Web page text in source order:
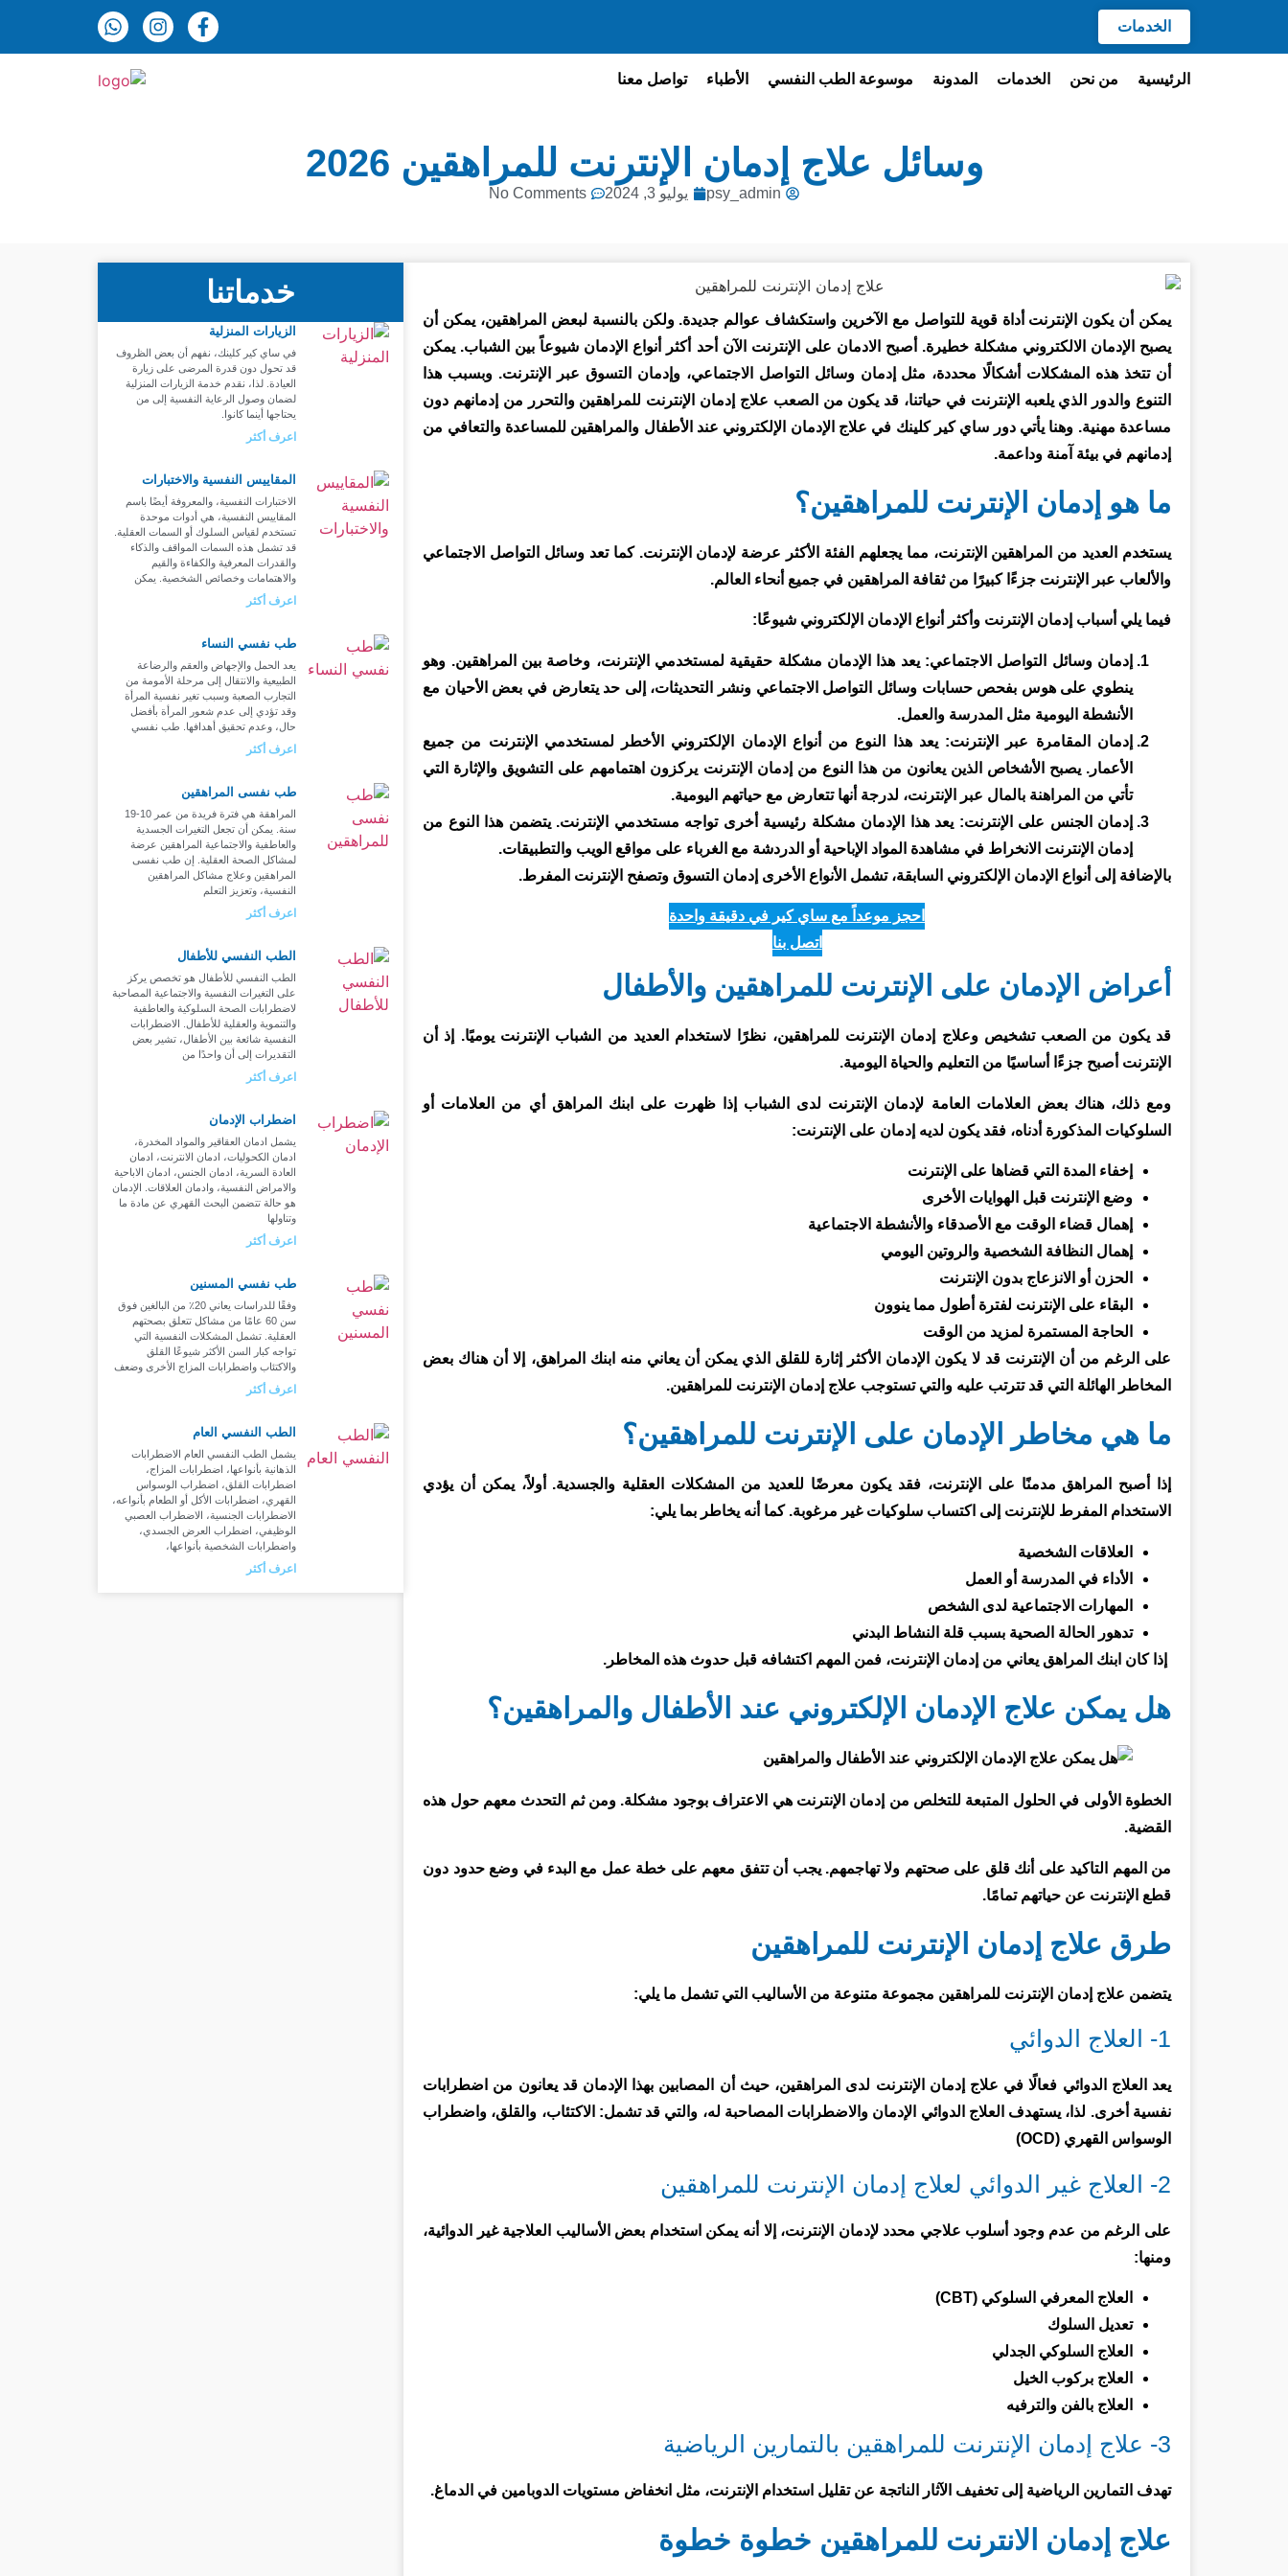
الخدمات
الرئيسية من نحن الخدمات المدونة موسوعة الطب النفسي الأطباء تواصل معنا
وسائل علاج إدمان الإنترنت للمراهقين 2026
psy_admin يوليو 3, 2024 No Comments
يمكن أن يكون الإنترنت أداة قوية للتواصل مع الآخرين واستكشاف عوالم جديدة. ولكن بالنسبة لبعض المراهقين، يمكن أن
يصبح الإدمان الالكتروني مشكلة خطيرة. أصبح الادمان على الإنترنت الآن أحد أكثر أنواع الإدمان شيوعاً بين الشباب. يمكن
أن تتخذ هذه المشكلات أشكالًا محددة، مثل إدمان وسائل التواصل الاجتماعي، وإدمان التسوق عبر الإنترنت. وبسبب هذا
التنوع والدور الذي يلعبه الإنترنت في حياتنا، قد يكون من الصعب علاج إدمان الإنترنت للمراهقين والتحرر من إدمانهم دون
مساعدة مهنية. وهنا يأتي دور ساي كير كلينك في علاج الإدمان الإلكتروني عند الأطفال والمراهقين للمساعدة والتعافي من
إدمانهم في بيئة آمنة وداعمة.
ما هو إدمان الإنترنت للمراهقين؟
يستخدم العديد من المراهقين الإنترنت، مما يجعلهم الفئة الأكثر عرضة لإدمان الإنترنت. كما تعد وسائل التواصل الاجتماعي
والألعاب عبر الإنترنت جزءًا كبيرًا من ثقافة المراهقين في جميع أنحاء العالم.
فيما يلي أسباب إدمان الإنترنت وأكثر أنواع الإدمان الإلكتروني شيوعًا:
إدمان وسائل التواصل الاجتماعي: يعد هذا الإدمان مشكلة حقيقية لمستخدمي الإنترنت، وخاصة بين المراهقين. وهو
ينطوي على هوس بفحص حسابات وسائل التواصل الاجتماعي ونشر التحديثات، إلى حد يتعارض في بعض الأحيان مع
الأنشطة اليومية مثل المدرسة والعمل.
إدمان المقامرة عبر الإنترنت: يعد هذا النوع من أنواع الإدمان الإلكتروني الأخطر لمستخدمي الإنترنت من جميع
الأعمار. يصبح الأشخاص الذين يعانون من هذا النوع من إدمان الإنترنت يركزون اهتمامهم على التشويق والإثارة التي
تأتي من المراهنة بالمال عبر الإنترنت، لدرجة أنها تتعارض مع حياتهم اليومية.
إدمان الجنس على الإنترنت: يعد هذا الإدمان مشكلة رئيسية أخرى تواجه مستخدمي الإنترنت. يتضمن هذا النوع من
إدمان الإنترنت الانخراط في مشاهدة المواد الإباحية أو الدردشة مع الغرباء على مواقع الويب والتطبيقات.
بالإضافة إلى أنواع الإدمان الإلكتروني السابقة، تشمل الأنواع الأخرى إدمان التسوق وتصفح الإنترنت المفرط.
احجز موعداً مع ساي كير في دقيقة واحدة
اتصل بنا
أعراض الإدمان على الإنترنت للمراهقين والأطفال
قد يكون من الصعب تشخيص وعلاج إدمان الإنترنت للمراهقين، نظرًا لاستخدام العديد من الشباب الإنترنت يوميًا. إذ أن
الإنترنت أصبح جزءًا أساسيًا من التعليم والحياة اليومية.
ومع ذلك، هناك بعض العلامات العامة لإدمان الإنترنت لدى الشباب إذا ظهرت على ابنك المراهق أي من العلامات أو
السلوكيات المذكورة أدناه، فقد يكون لديه إدمان على الإنترنت:
إخفاء المدة التي قضاها على الإنترنت
وضع الإنترنت قبل الهوايات الأخرى
إهمال قضاء الوقت مع الأصدقاء والأنشطة الاجتماعية
إهمال النظافة الشخصية والروتين اليومي
الحزن أو الانزعاج بدون الإنترنت
البقاء على الإنترنت لفترة أطول مما ينوون
الحاجة المستمرة لمزيد من الوقت
على الرغم من أن الإنترنت قد لا يكون الإدمان الأكثر إثارة للقلق الذي يمكن أن يعاني منه ابنك المراهق، إلا أن هناك بعض
المخاطر الهائلة التي قد تترتب عليه والتي تستوجب علاج إدمان الإنترنت للمراهقين.
ما هي مخاطر الإدمان على الإنترنت للمراهقين؟
إذا أصبح المراهق مدمنًا على الإنترنت، فقد يكون معرضًا للعديد من المشكلات العقلية والجسدية. أولاً، يمكن أن يؤدي
الاستخدام المفرط للإنترنت إلى اكتساب سلوكيات غير مرغوبة. كما أنه يخاطر بما يلي:
العلاقات الشخصية
الأداء في المدرسة أو العمل
المهارات الاجتماعية لدى الشخص
تدهور الحالة الصحية بسبب قلة النشاط البدني
إذا كان ابنك المراهق يعاني من إدمان الإنترنت، فمن المهم اكتشافه قبل حدوث هذه المخاطر.
هل يمكن علاج الإدمان الإلكتروني عند الأطفال والمراهقين؟
الخطوة الأولى في الحلول المتبعة للتخلص من إدمان الإنترنت هي الاعتراف بوجود مشكلة. ومن ثم التحدث معهم حول هذه
القضية.
من المهم التاكيد على أنك قلق على صحتهم ولا تهاجمهم. يجب أن تتفق معهم على خطة عمل مع البدء في وضع حدود دون
قطع الإنترنت عن حياتهم تمامًا.
طرق علاج إدمان الإنترنت للمراهقين
يتضمن علاج إدمان الإنترنت للمراهقين مجموعة متنوعة من الأساليب التي تشمل ما يلي:
1- العلاج الدوائي
يعد العلاج الدوائي فعالًا في علاج إدمان الإنترنت لدى المراهقين، حيث أن المصابين بهذا الإدمان قد يعانون من اضطرابات
نفسية أخرى. لذا، يستهدف العلاج الدوائي الإدمان والاضطرابات المصاحبة له، والتي قد تشمل: الاكتئاب، والقلق، واضطراب
الوسواس القهري (OCD)
2- العلاج غير الدوائي لعلاج إدمان الإنترنت للمراهقين
على الرغم من عدم وجود أسلوب علاجي محدد لإدمان الإنترنت، إلا أنه يمكن استخدام بعض الأساليب العلاجية غير الدوائية،
ومنها:
العلاج المعرفي السلوكي (CBT)
تعديل السلوك
العلاج السلوكي الجدلي
العلاج بركوب الخيل
العلاج بالفن والترفيه
3- علاج إدمان الإنترنت للمراهقين بالتمارين الرياضية
تهدف التمارين الرياضية إلى تخفيف الآثار الناتجة عن تقليل استخدام الإنترنت، مثل انخفاض مستويات الدوبامين في الدماغ.
علاج إدمان الانترنت للمراهقين خطوة خطوة
خدماتنا
الزيارات المنزلية
في ساي كير كلينك، نفهم أن بعض الظروف
قد تحول دون قدرة المرضى على زيارة
العيادة. لذا، نقدم خدمة الزيارات المنزلية
لضمان وصول الرعاية النفسية إلى من
يحتاجها أينما كانوا.
اعرف أكثر
المقاييس النفسية والاختبارات
الاختبارات النفسية، والمعروفة أيضًا باسم
المقاييس النفسية، هي أدوات موحدة
تستخدم لقياس السلوك أو السمات العقلية.
قد تشمل هذه السمات المواقف والذكاء
والقدرات المعرفية والكفاءة والقيم
والاهتمامات وخصائص الشخصية. يمكن
اعرف أكثر
طب نفسي النساء
يعد الحمل والإجهاض والعقم والرضاعة
الطبيعية والانتقال إلى مرحلة الأمومة من
التجارب الصعبة وسبب تغير نفسية المرأة
وقد تؤدي إلى عدم شعور المرأة بأفضل
حال، وعدم تحقيق أهدافها. طب نفسي
اعرف أكثر
طب نفسى المراهقين
المراهقة هي فترة فريدة من عمر 10-19
سنة. يمكن أن تجعل التغيرات الجسدية
والعاطفية والاجتماعية المراهقين عرضة
لمشاكل الصحة العقلية. إن طب نفسى
المراهقين وعلاج مشاكل المراهقين
النفسية، وتعزيز التعلم
اعرف أكثر
الطب النفسي للأطفال
الطب النفسي للأطفال هو تخصص يركز
على التغيرات النفسية والاجتماعية المصاحبة
لاضطرابات الصحة السلوكية والعاطفية
والتنموية والعقلية للأطفال. الاضطرابات
النفسية شائعة بين الأطفال، تشير بعض
التقديرات إلى أن واحدًا من
اعرف أكثر
اضطراب الإدمان
يشمل ادمان العقاقير والمواد المخدرة،
ادمان الكحوليات، ادمان الانترنت، ادمان
العادة السرية، ادمان الجنس، ادمان الاباحية
والامراض النفسية، وادمان العلاقات. الإدمان
هو حالة تتضمن البحث القهري عن مادة ما
وتناولها
اعرف أكثر
طب نفسي المسنين
وفقًا للدراسات يعاني 20٪ من البالغين فوق
سن 60 عامًا من مشاكل تتعلق بصحتهم
العقلية. تشمل المشكلات النفسية التي
تواجه كبار السن الأكثر شيوعًا القلق
والاكتئاب واضطرابات المزاج الأخرى وضعف
اعرف أكثر
الطب النفسي العام
يشمل الطب النفسي العام الاضطرابات
الذهانية بأنواعها، اضطرابات المزاج،
اضطرابات القلق، اضطراب الوسواس
القهري، اضطرابات الأكل أو الطعام بأنواعه،
الاضطرابات الجنسية، الاضطراب العصبي
الوظيفي، اضطراب العرض الجسدي،
واضطرابات الشخصية بأنواعها،
اعرف أكثر